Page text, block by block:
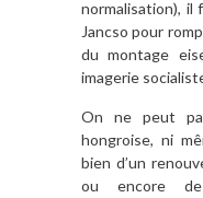
normalisation),
Jancso pour
du montage
imagerie
On ne peut
hongroise, ni
bien d’un
ou encore